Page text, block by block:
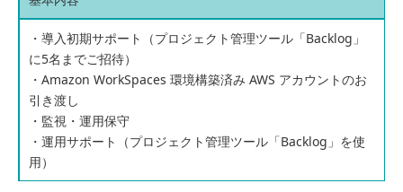
・導入初期サポート（プロジェクト管理ツール「Backlog」
に5名までご招待）
・Amazon WorkSpaces 環境構築済み AWS アカウントのお
引き渡し
・監視・運用保守
・運用サポート（プロジェクト管理ツール「Backlog」を使
用）